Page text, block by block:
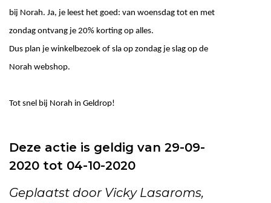
bij Norah. Ja, je leest het goed: van woensdag tot en met
zondag ontvang je 20% korting op alles.
Dus plan je winkelbezoek of sla op zondag je slag op de
Norah webshop.
Tot snel bij Norah in Geldrop!
Deze actie is geldig van 29-09-
2020 tot 04-10-2020
Geplaatst door Vicky Lasaroms,